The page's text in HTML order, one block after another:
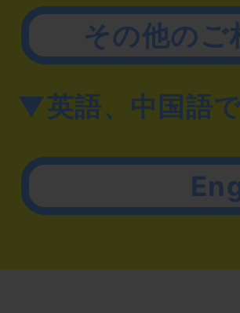
その他のご
▼英語、中国語